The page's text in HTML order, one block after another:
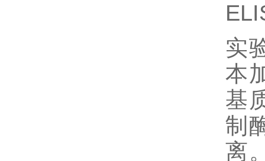
实
本
基
制
离